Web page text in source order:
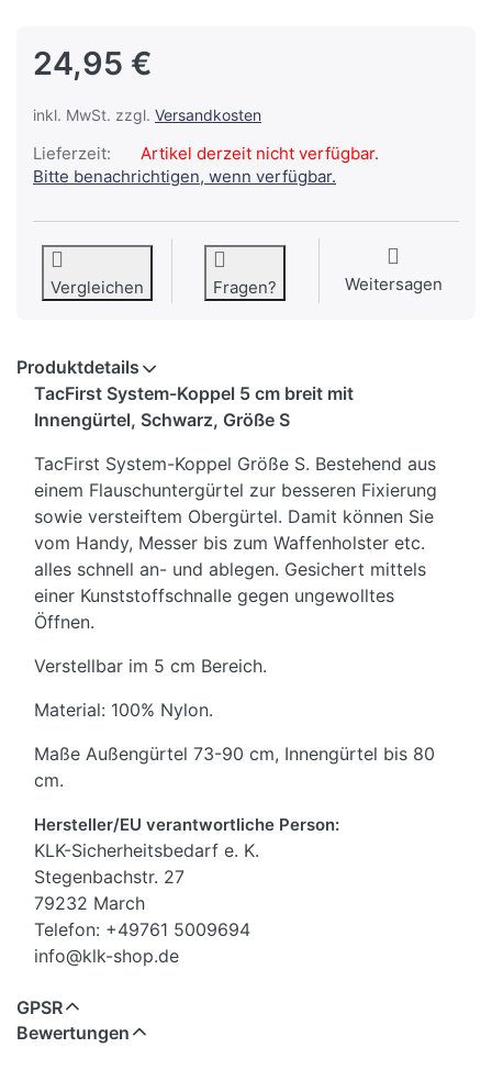
24,95 €
inkl. MwSt. zzgl. Versandkosten
Lieferzeit:
Artikel derzeit nicht verfügbar.
Bitte benachrichtigen, wenn verfügbar.
Vergleichen Fragen? Weitersagen
Produktdetails
TacFirst System-Koppel 5 cm breit mit
Innengürtel, Schwarz, Größe S
TacFirst System-Koppel Größe S. Bestehend aus
einem Flauschuntergürtel zur besseren Fixierung
sowie versteiftem Obergürtel. Damit können Sie
vom Handy, Messer bis zum Waffenholster etc.
alles schnell an- und ablegen. Gesichert mittels
einer Kunststoffschnalle gegen ungewolltes
Öffnen.
Verstellbar im 5 cm Bereich.
Material: 100% Nylon.
Maße Außengürtel 73-90 cm, Innengürtel bis 80
cm.
Hersteller/EU verantwortliche Person:
KLK-Sicherheitsbedarf e. K.
Stegenbachstr. 27
79232 March
Telefon: +49761 5009694
info@klk-shop.de
GPSR
Bewertungen